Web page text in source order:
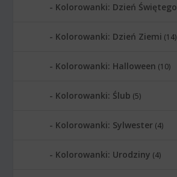
Kolorowanki: Dzień
Kolorowanki: Dzień Ziemi (14)
Kolorowanki: Halloween (10)
Kolorowanki: Ślub (5)
Kolorowanki: Sylwester (4)
Kolorowanki: Urodziny (4)